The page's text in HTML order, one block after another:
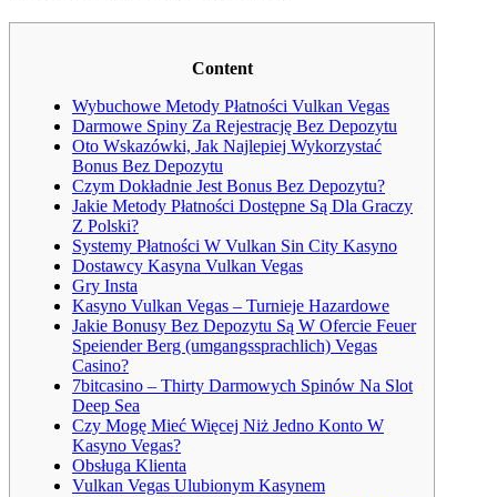
Content
Wybuchowe Metody Płatności Vulkan Vegas
Darmowe Spiny Za Rejestrację Bez Depozytu
Oto Wskazówki, Jak Najlepiej Wykorzystać
Bonus Bez Depozytu
Czym Dokładnie Jest Bonus Bez Depozytu?
Jakie Metody Płatności Dostępne Są Dla Graczy
Z Polski?
Systemy Płatności W Vulkan Sin City Kasyno
Dostawcy Kasyna Vulkan Vegas
Gry Insta
Kasyno Vulkan Vegas – Turnieje Hazardowe
Jakie Bonusy Bez Depozytu Są W Ofercie Feuer
Speiender Berg (umgangssprachlich) Vegas
Casino?
7bitcasino – Thirty Darmowych Spinów Na Slot
Deep Sea
Czy Mogę Mieć Więcej Niż Jedno Konto W
Kasyno Vegas?
Obsługa Klienta
Vulkan Vegas Ulubionym Kasynem